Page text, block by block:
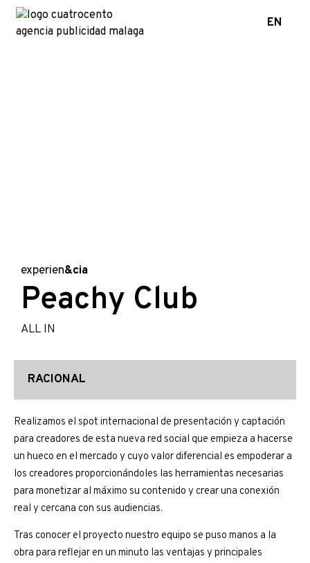
EN
experien&cia
Peachy Club
ALL IN
RACIONAL
Realizamos el spot internacional de presentación y captación
para creadores de esta nueva red social que empieza a hacerse
un hueco en el mercado y cuyo valor diferencial es empoderar a
los creadores proporcionándoles las herramientas necesarias
para monetizar al máximo su contenido y crear una conexión
real y cercana con sus audiencias.
Tras conocer el proyecto nuestro equipo se puso manos a la
obra para reflejar en un minuto las ventajas y principales